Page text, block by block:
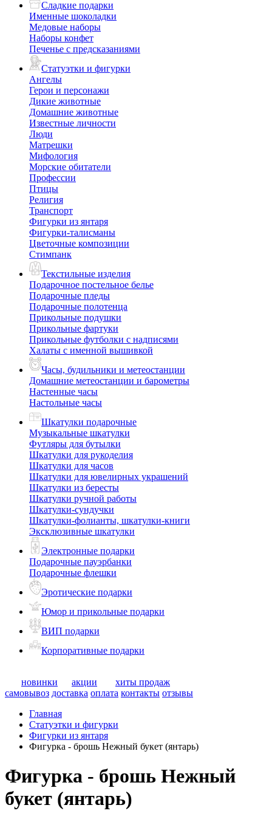
Сладкие подарки
Именные шоколадки
Медовые наборы
Наборы конфет
Печенье с предсказаниями
Статуэтки и фигурки
Ангелы
Герои и персонажи
Дикие животные
Домашние животные
Известные личности
Люди
Матрешки
Мифология
Морские обитатели
Профессии
Птицы
Религия
Транспорт
Фигурки из янтаря
Фигурки-талисманы
Цветочные композиции
Стимпанк
Текстильные изделия
Подарочное постельное белье
Подарочные пледы
Подарочные полотенца
Прикольные подушки
Прикольные фартуки
Прикольные футболки с надписями
Халаты с именной вышивкой
Часы, будильники и метеостанции
Домашние метеостанции и барометры
Настенные часы
Настольные часы
Шкатулки подарочные
Музыкальные шкатулки
Футляры для бутылки
Шкатулки для рукоделия
Шкатулки для часов
Шкатулки для ювелирных украшений
Шкатулки из бересты
Шкатулки ручной работы
Шкатулки-сундучки
Шкатулки-фолианты, шкатулки-книги
Эксклюзивные шкатулки
Электронные подарки
Подарочные пауэрбанки
Подарочные флешки
Эротические подарки
Юмор и прикольные подарки
ВИП подарки
Корпоративные подарки
новинки акции
хиты продаж
самовывоз доставка оплата контакты отзывы
Главная
Статуэтки и фигурки
Фигурки из янтаря
Фигурка - брошь Нежный букет (янтарь)
Фигурка - брошь Нежный
букет (янтарь)